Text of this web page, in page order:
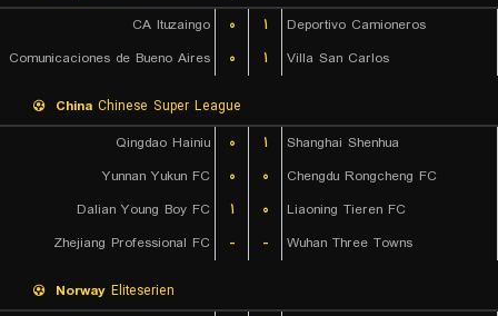
CA Ituzaingo
۰ ۱
Deportivo Camioneros
Comunicaciones de Bueno Aires
۰ ۱ Villa San Carlos
China Chinese Super League
Qingdao Hainiu
۰ ۱
Shanghai Shenhua
Yunnan Yukun FC
۰ ۰
Chengdu Rongcheng FC
Dalian Young Boy FC
۱ ۰
Liaoning Tieren FC
Zhejiang Professional FC
- - Wuhan Three Towns
Norway Eliteserien